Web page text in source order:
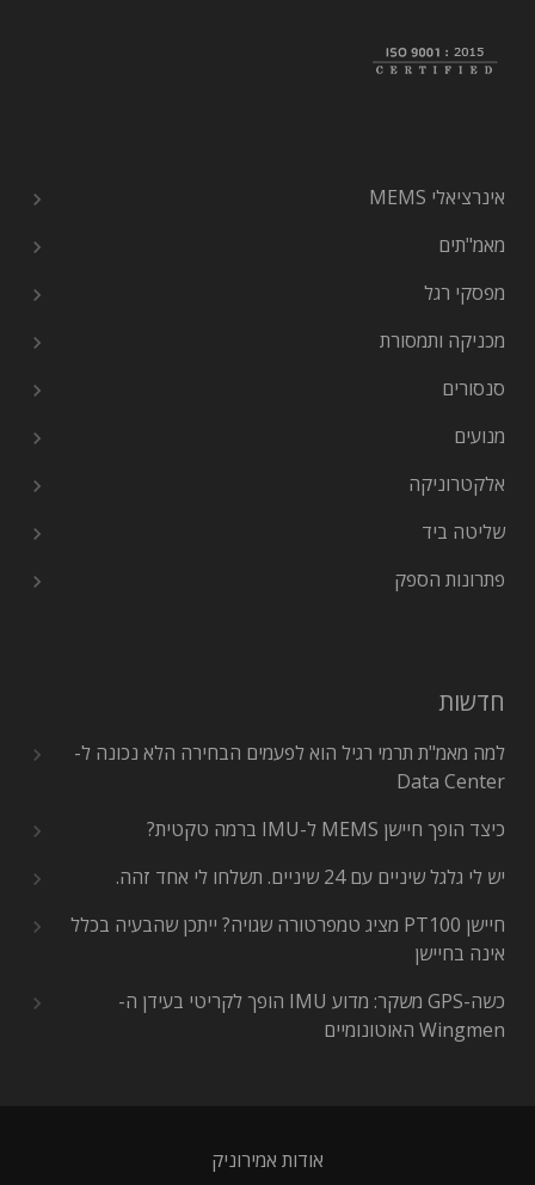
אינרציאלי MEMS
מאמ"תים
מפסקי רגל
מכניקה ותמסורת
סנסורים
מנועים
אלקטרוניקה
שליטה ביד
פתרונות הספק
חדשות
למה מאמ"ת תרמי רגיל הוא לפעמים הבחירה הלא נכונה ל-
Data Center
כיצד הופך חיישן MEMS ל-IMU ברמה טקטית?
יש לי גלגל שיניים עם 24 שיניים. תשלחו לי אחד זהה.
חיישן PT100 מציג טמפרטורה שגויה? ייתכן שהבעיה בכלל
אינה בחיישן
כשה-GPS משקר: מדוע IMU הופך לקריטי בעידן ה-
Wingmen האוטונומיים
אודות אמירוניק